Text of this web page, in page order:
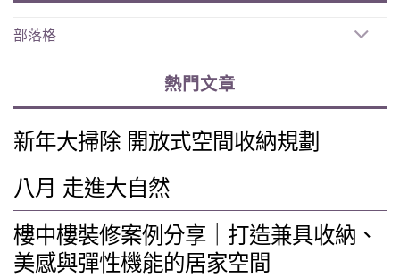
部落格
熱門文章
新年大掃除 開放式空間收納規劃
八月 走進大自然
樓中樓裝修案例分享｜打造兼具收納、
美感與彈性機能的居家空間